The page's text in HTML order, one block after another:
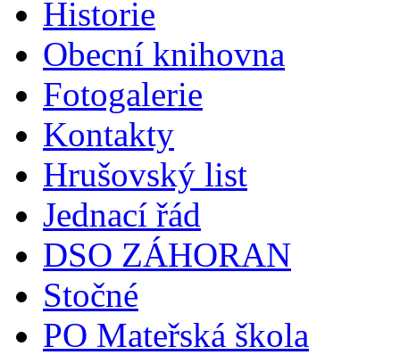
Historie
Obecní knihovna
Fotogalerie
Kontakty
Hrušovský list
Jednací řád
DSO ZÁHORAN
Stočné
PO Mateřská škola